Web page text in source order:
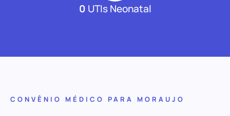
0 UTIs Neonatal
CONVÊNIO MÉDICO PARA MORAUJO